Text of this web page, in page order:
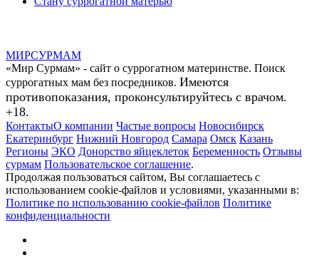
МИРСУРМАМ
«Мир Сурмам» - сайт о суррогатном материнстве. Поиск
суррогатных мам без посредников. Имеются
противопоказания, проконсультируйтесь с врачом.
+18.
КонтактыО компании Частые вопросы Новосибирск
Екатеринбург Нижний Новгород Самара Омск Казань
Регионы ЭКО Донорство яйцеклеток Беременность Отзывы
сурмам Пользовательское соглашение.
Продолжая пользоваться сайтом, Вы соглашаетесь с
использованием cookie-файлов и условиями, указанными в:
Политике по использованию cookie-файлов Политике
конфиденциальности